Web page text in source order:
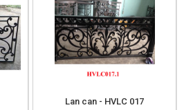
Lan can - HVLC 017